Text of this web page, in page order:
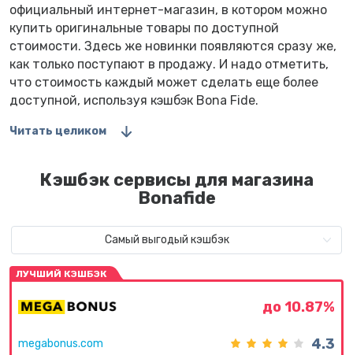
официальный интернет-магазин, в котором можно
купить оригинальные товары по доступной
стоимости. Здесь же новинки появляются сразу же,
как только поступают в продажу. И надо отметить,
что стоимость каждый может сделать еще более
доступной, используя кэшбэк Bona Fide.
Читать целиком
Кэшбэк сервисы для магазина
Bonafide
Самый выгодый кэшбэк
ЛУЧШИЙ КЭШБЭК
megabonus.com
до 10.87%
4.3